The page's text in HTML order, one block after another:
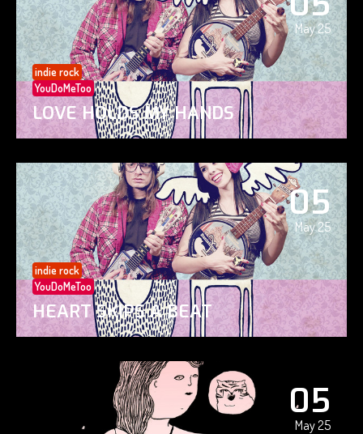
May 25
indie rock
YouDoMeToo
LOVE HOLDS MY HANDS
05
May 25
indie rock
YouDoMeToo
HEART SKIPS A BEAT
05
May 25